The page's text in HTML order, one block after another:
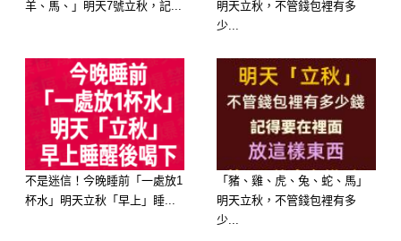
屬兔女
生肖兔的女人，她們很重情義，而且心
羊、馬、」明天7號立秋，記...
明天立秋，不管錢包裡有多
少...
不是迷信！今晚睡前「一處放1
杯水」明天立秋「早上」睡...
「豬、雞、虎、兔、蛇、馬」
明天立秋，不管錢包裡有多
少...